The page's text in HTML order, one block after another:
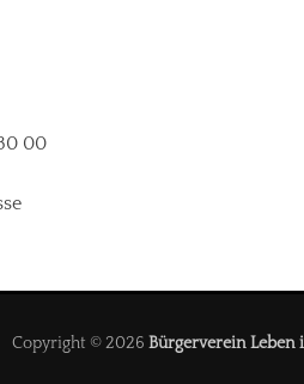
00
Copyright © 2026 Bürgerverein Leben